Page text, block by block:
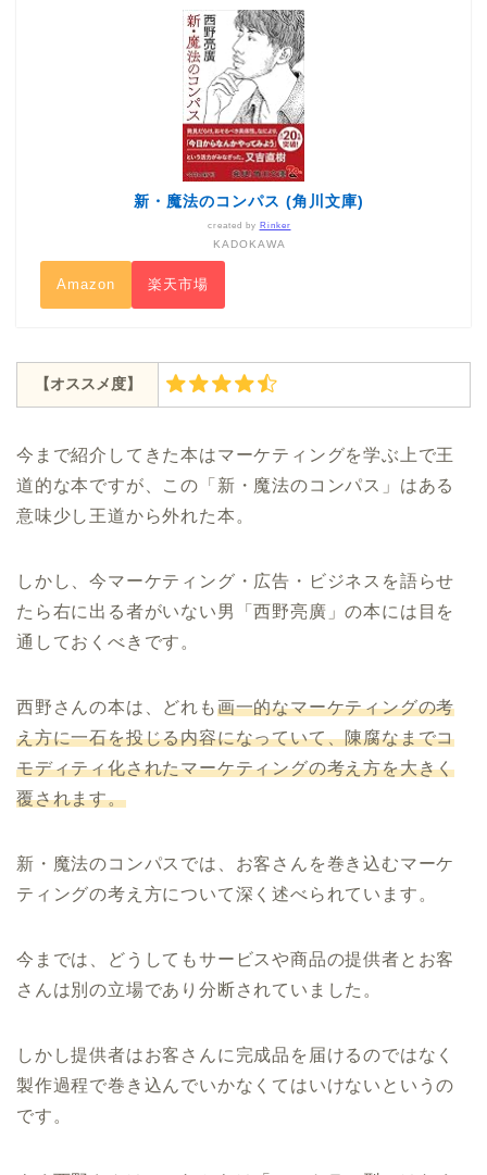
新・魔法のコンパス (角川文庫)
created by Rinker
KADOKAWA
Amazon 楽天市場
【オススメ度】
今まで紹介してきた本はマーケティングを学ぶ上で王
道的な本ですが、この「新・魔法のコンパス」はある
意味少し王道から外れた本。
しかし、今マーケティング・広告・ビジネスを語らせ
たら右に出る者がいない男「西野亮廣」の本には目を
通しておくべきです。
西野さんの本は、どれも画一的なマーケティングの考
え方に一石を投じる内容になっていて、陳腐なまでコ
モディティ化されたマーケティングの考え方を大きく
覆されます。
新・魔法のコンパスでは、お客さんを巻き込むマーケ
ティングの考え方について深く述べられています。
今までは、どうしてもサービスや商品の提供者とお客
さんは別の立場であり分断されていました。
しかし提供者はお客さんに完成品を届けるのではなく
製作過程で巻き込んでいかなくてはいけないというの
です。